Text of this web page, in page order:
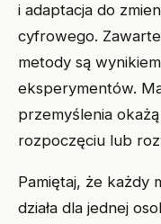
i adaptacja do
cyfrowego.
metody są
eksperymentów.
przemyślenia
rozpoczęciu lub
Pamiętaj, że każdy
działa dla jednej